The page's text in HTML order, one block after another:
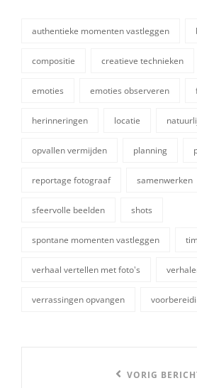
authentieke momenten vastleggen
compositie creatieve technieken
emoties emoties observeren
herinneringen locatie
opvallen vermijden planning
reportage fotograaf samenwerken
sfeervolle beelden shots
spontane momenten vastleggen
verhaal vertellen met foto's
verrassingen opvangen
VORIG